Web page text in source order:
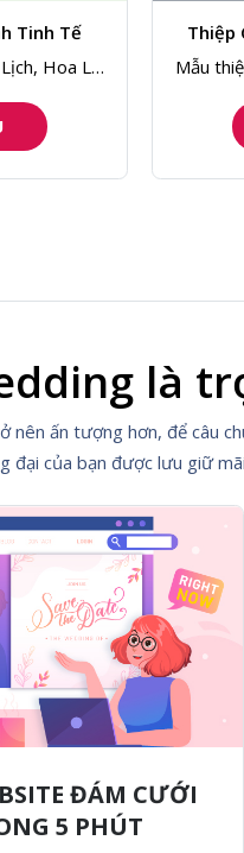
Đặc Biệt:
Hoa Lá,
Thiệp
Mẫu
là
nên ấn tượng hơn, để câu
đại của bạn được lưu giữ
ĐÁM CƯỚI
5 PHÚT